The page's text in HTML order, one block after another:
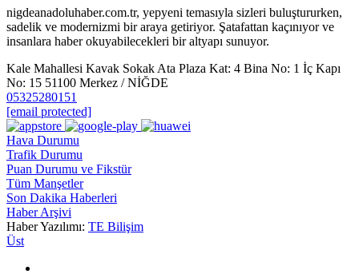
nigdeanadoluhaber.com.tr, yepyeni temasıyla sizleri buluştururken,
sadelik ve modernizmi bir araya getiriyor. Şatafattan kaçınıyor ve
insanlara haber okuyabilecekleri bir altyapı sunuyor.
Kale Mahallesi Kavak Sokak Ata Plaza Kat: 4 Bina No: 1 İç Kapı
No: 15 51100 Merkez / NİĞDE
05325280151
[email protected]
Hava Durumu
Trafik Durumu
Puan Durumu ve Fikstür
Tüm Manşetler
Son Dakika Haberleri
Haber Arşivi
Haber Yazılımı: TE Bilişim
Üst